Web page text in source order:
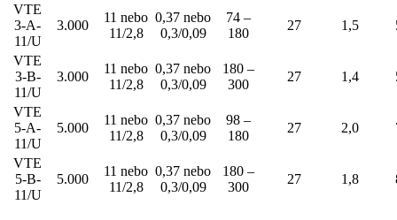
VTE
3-A-
11/U
3.000
11 nebo
11/2,8
0,37 nebo
0,3/0,09
74 –
180
27 1,5
VTE
3-B-
11/U
3.000
11 nebo
11/2,8
0,37 nebo
0,3/0,09
180 –
300
27 1,4
VTE
5-A-
11/U
5.000
11 nebo
11/2,8
0,37 nebo
0,3/0,09
98 –
180
27 2,0
VTE
5-B-
11/U
5.000
11 nebo
11/2,8
0,37 nebo
0,3/0,09
180 –
300
27 1,8